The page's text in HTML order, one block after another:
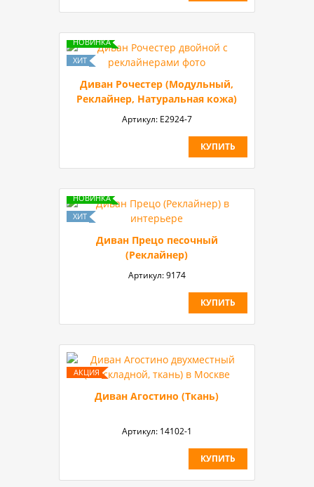
Диван Рочестер (Модульный,
Реклайнер, Натуральная кожа)
Артикул: Е2924-7
КУПИТЬ
Диван Прецо песочный
(Реклайнер)
Артикул:9174
КУПИТЬ
Диван Агостино (Ткань)
Артикул: 14102-1
КУПИТЬ